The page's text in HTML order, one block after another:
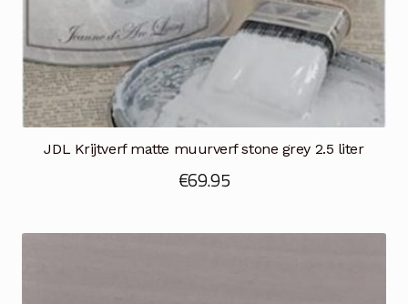
JDL Krijtverf matte muurverf stone grey 2.5 liter
€69.95